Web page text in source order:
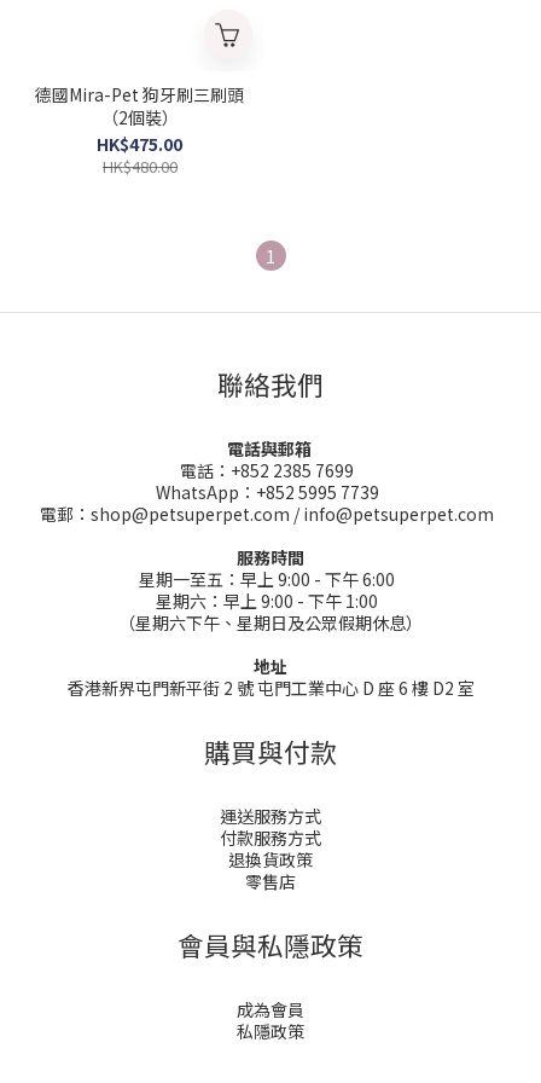
德國Mira-Pet 狗牙刷三刷頭
（2個裝）
HK$475.00
HK$480.00
1
聯絡我們
電話與郵箱
電話：+852 2385 7699
WhatsApp：+852 5995 7739
電郵：shop@petsuperpet.com / info@petsuperpet.com
服務時間
星期一至五：早上 9:00 - 下午 6:00
星期六：早上 9:00 - 下午 1:00
（星期六下午、星期日及公眾假期休息）
地址
香港新界屯門新平街 2 號 屯門工業中心 D 座 6 樓 D2 室
購買與付款
運送服務方式
付款服務方式
退換貨政策
零售店
會員與私隱政策
成為會員
私隱政策